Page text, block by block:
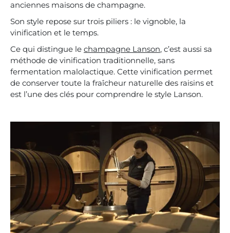
anciennes maisons de champagne.
Son style repose sur trois piliers : le vignoble, la
vinification et le temps.
Ce qui distingue le champagne Lanson, c’est aussi sa
méthode de vinification traditionnelle, sans
fermentation malolactique. Cette vinification permet
de conserver toute la fraîcheur naturelle des raisins et
est l’une des clés pour comprendre le style Lanson.